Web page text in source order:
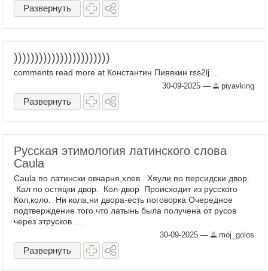
Развернуть
)))))))))))))))))))))))
comments read more at Константин Пиявкин rss2lj ...
30-09-2025 — piyavking
Развернуть
Русская этимология латинского слова
Caula
Caula по латински овчарня,хлев . Хяули по персидски двор.
Кал по остяцки двор. Кол-двор Происходит из русского
Кол,коло. Ни кола,ни двора-есть поговорка Очередное
подтверждение того.что латынь была получена от русов
через этрусков ...
30-09-2025 — moj_golos
Развернуть